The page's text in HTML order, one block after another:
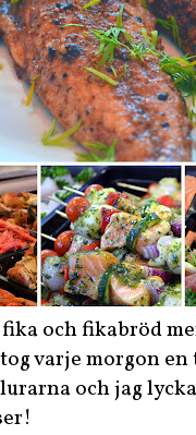
och fikabröd
varje morgon
och jag